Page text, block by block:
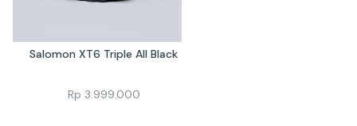
Salomon XT6 Triple All Black
Rp 3.999.000